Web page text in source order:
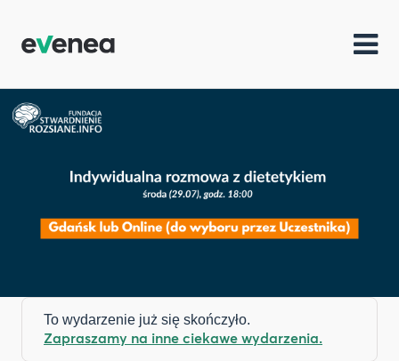
To wydarzenie już się skończyło.
Zapraszamy na inne ciekawe wydarzenia.